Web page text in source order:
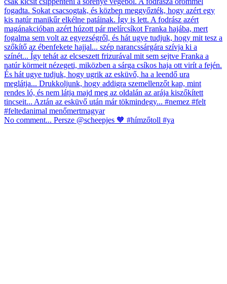
No comment... Persze @scheepjes 🧡 #hímzőtoll #ya